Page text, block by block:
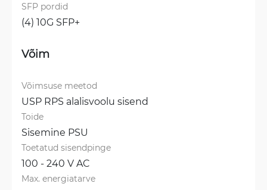
SFP pordid
(4) 10G SFP+
Võim
Võimsuse meetod
USP RPS alalisvoolu sisend
Toide
Sisemine PSU
Toetatud sisendpinge
100 - 240 V AC
Max. energiatarve